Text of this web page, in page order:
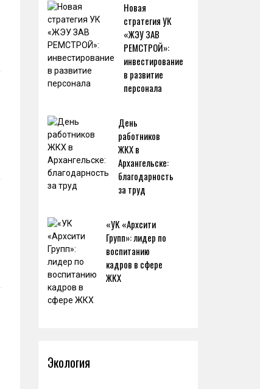
Новая
стратегия УК
«ЖЭУ ЗАВ
РЕМСТРОЙ»:
инвестирование
в развитие
персонала
День
работников
ЖКХ в
Архангельске:
благодарность
за труд
«УК «Архсити
Групп»: лидер по
воспитанию
кадров в сфере
ЖКХ
Экология